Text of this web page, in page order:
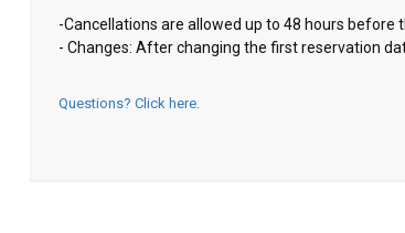
-Cancellations are allowed up to 48 hours before
- Changes: After changing the first reservation
Questions? Click here.